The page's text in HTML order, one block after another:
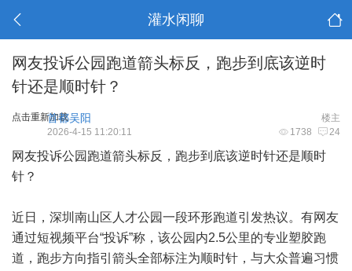
灌水闲聊
网友投诉公园跑道箭头标反，跑步到底该逆时
针还是顺时针？
点击重新加载 楼主
首都吴阳
1738 24
2026-4-15 11:20:11
网友投诉公园跑道箭头标反，跑步到底该逆时针还是顺时
针？
近日，深圳南山区人才公园一段环形跑道引发热议。有网友
通过短视频平台“投诉”称，该公园内2.5公里的专业塑胶跑
道，跑步方向指引箭头全部标注为顺时针，与大众普遍习惯